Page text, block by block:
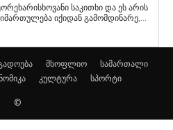
საკითხი და ეს არის
იქიდან გამომდინარე,...
მსოფლიო
სამართალი
კულტურა სპორტი
©